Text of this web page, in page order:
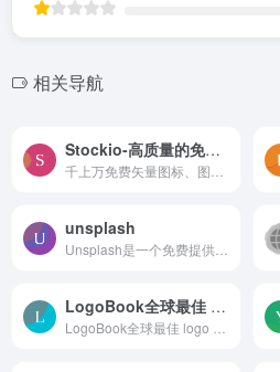
相关导航
Stockio-高质量的免费素材网站
unsplash
LogoBook全球最佳 logo 设计作品集合网站